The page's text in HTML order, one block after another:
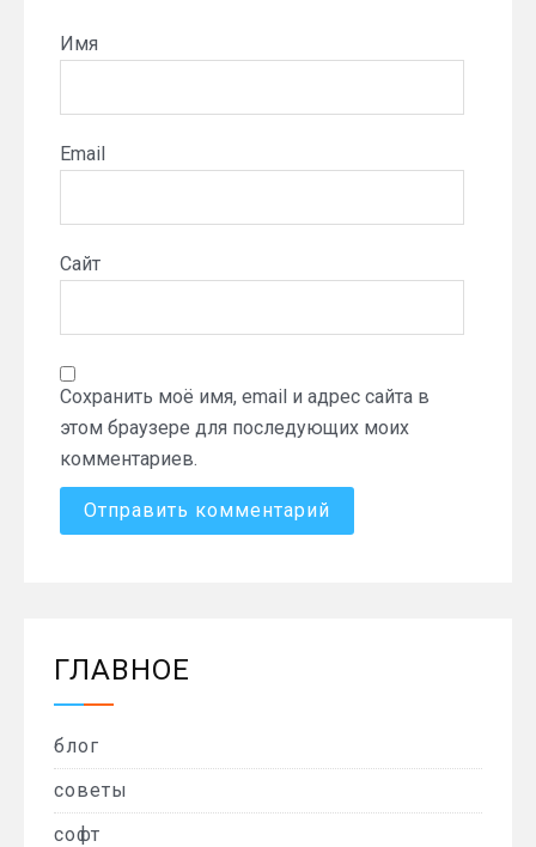
Имя
Email
Сайт
Сохранить моё имя, email и адрес сайта в
этом браузере для последующих моих
комментариев.
ГЛАВНОЕ
блог
советы
софт